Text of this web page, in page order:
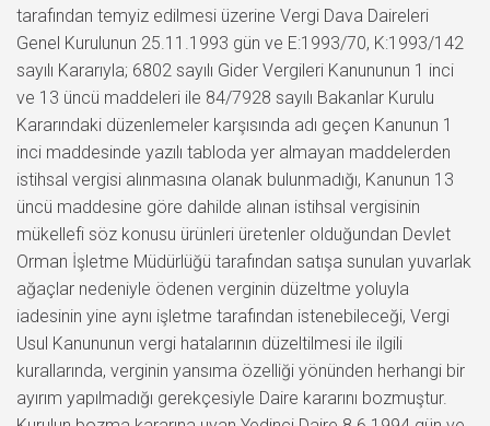
tarafından temyiz edilmesi üzerine Vergi Dava Daireleri
Genel Kurulunun 25.11.1993 gün ve E:1993/70, K:1993/142
sayılı Kararıyla; 6802 sayılı Gider Vergileri Kanununun 1 inci
ve 13 üncü maddeleri ile 84/7928 sayılı Bakanlar Kurulu
Kararındaki düzenlemeler karşısında adı geçen Kanunun 1
inci maddesinde yazılı tabloda yer almayan maddelerden
istihsal vergisi alınmasına olanak bulunmadığı, Kanunun 13
üncü maddesine göre dahilde alınan istihsal vergisinin
mükellefi söz konusu ürünleri üretenler olduğundan Devlet
Orman İşletme Müdürlüğü tarafından satışa sunulan yuvarlak
ağaçlar nedeniyle ödenen verginin düzeltme yoluyla
iadesinin yine aynı işletme tarafından istenebileceği, Vergi
Usul Kanununun vergi hatalarının düzeltilmesi ile ilgili
kurallarında, verginin yansıma özelliği yönünden herhangi bir
ayırım yapılmadığı gerekçesiyle Daire kararını bozmuştur.